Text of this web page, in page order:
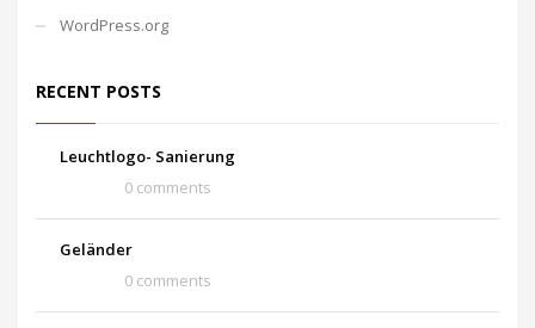
WordPress.org
RECENT POSTS
Leuchtlogo- Sanierung
0 comments
Geländer
0 comments